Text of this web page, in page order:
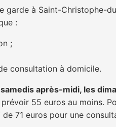
garde à Saint-Christophe-
:
;
consultation à domicile.
après-midi, les
55 euros au moins.
71 euros pour une